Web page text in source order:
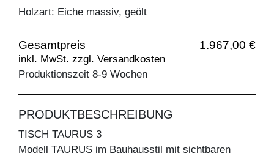
Holzart: Eiche massiv, geölt
Gesamtpreis 1.967,00 €
inkl. MwSt. zzgl. Versandkosten
Produktionszeit 8-9 Wochen
PRODUKTBESCHREIBUNG
TISCH TAURUS 3
Modell TAURUS im Bauhausstil mit sichtbaren